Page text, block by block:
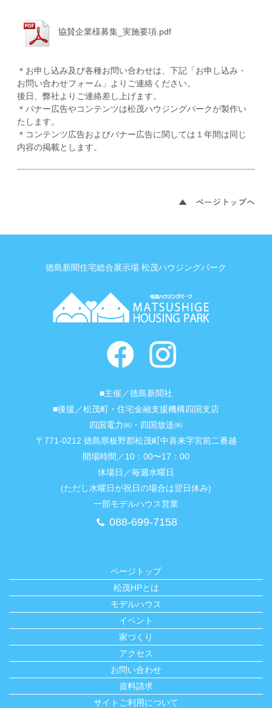
協賛企業様募集_実施要項.pdf
＊お申し込み及び各種お問い合わせは、下記「お申し込み・
お問い合わせフォーム」よりご連絡ください。
後日、弊社よりご連絡差し上げます。
＊バナー広告やコンテンツは松茂ハウジングパークが製作い
たします。
＊コンテンツ広告およびバナー広告に関しては１年間は同じ
内容の掲載とします。
▲ ページトップへ
徳島新聞住宅総合展示場 松茂ハウジングパーク
■主催／徳島新聞社
■後援／松茂町・住宅金融支援機構四国支店
四国電力㈱・四国放送㈱
〒771-0212 徳島県板野郡松茂町中喜来字宮前二番越
開場時間／10：00〜17：00
休場日／毎週水曜日
(ただし水曜日が祝日の場合は翌日休み)
一部モデルハウス営業
088-699-7158
ページトップ
松茂HPとは
モデルハウス
イベント
家づくり
アクセス
お問い合わせ
資料請求
サイトご利用について